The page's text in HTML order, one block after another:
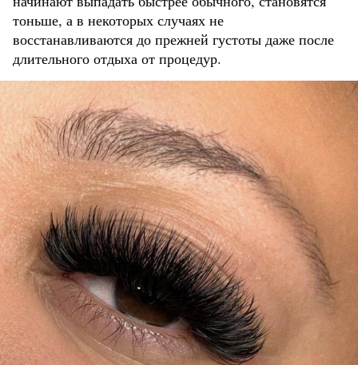
тоньше, а в некоторых случаях не
восстанавливаются до прежней густоты даже после
длительного отдыха от процедур.